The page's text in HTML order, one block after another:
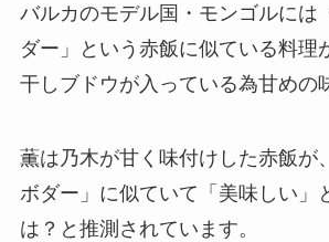
バルカのモデル国・モンゴルには
ダー」という赤飯に似ている料理
干しブドウが入っている為甘めの
薫は乃木が甘く味付けした赤飯が
ボダー」に似ていて「美味しい」
は？と推測されています。